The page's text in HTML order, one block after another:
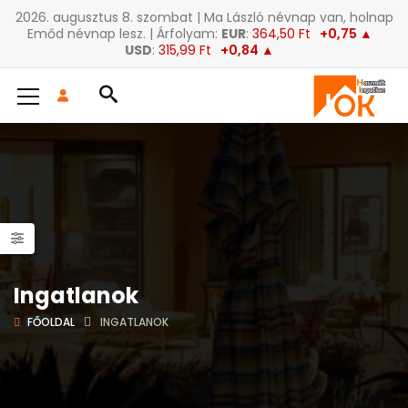
2026. augusztus 8. szombat | Ma László névnap van, holnap
Emőd névnap lesz. | Árfolyam: EUR: 364,50 Ft +0,75 ▲
USD: 315,99 Ft +0,84 ▲
Ingatlanok
FŐOLDAL INGATLANOK